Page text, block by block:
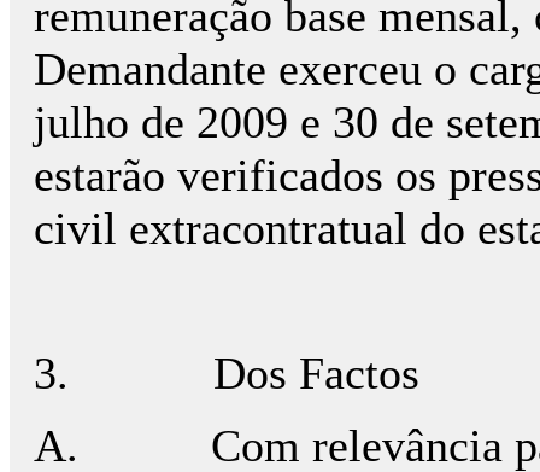
remuneração base
Demandante exerceu o
julho de 2009 e 30 de
estarão verificados os
civil extracontratual do
3.
Dos Factos
A.
Com relevância